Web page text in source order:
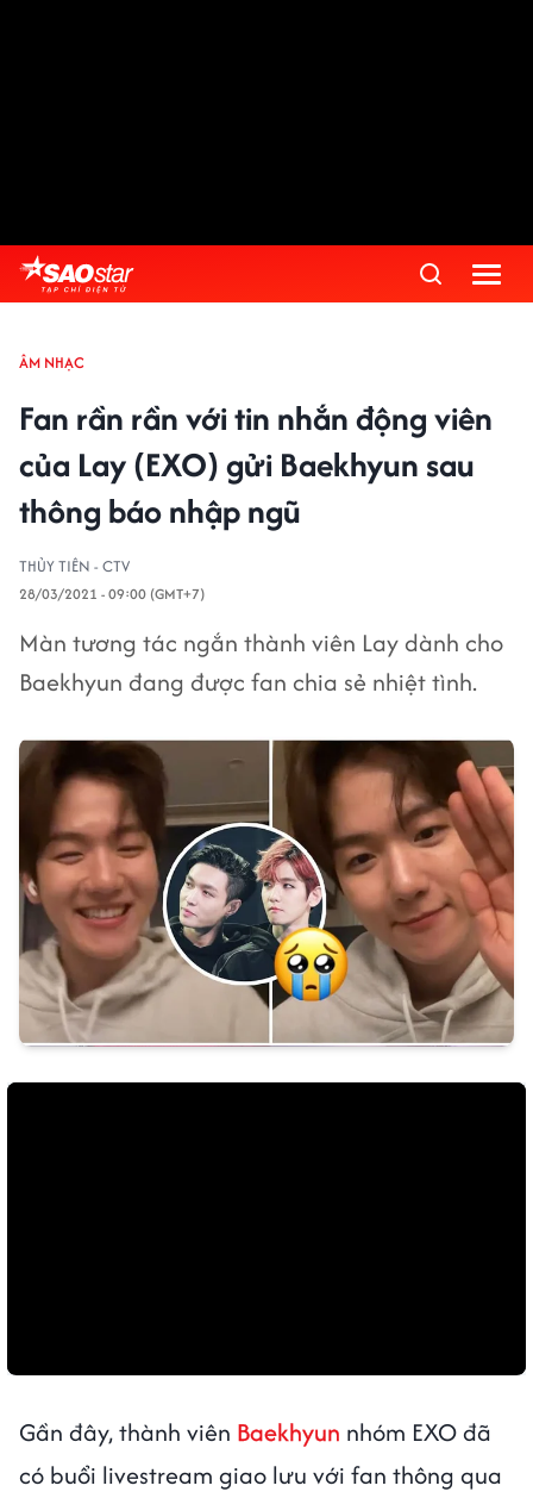
ÂM NHẠC
Fan rần rần với tin nhắn động viên
của Lay (EXO) gửi Baekhyun sau
thông báo nhập ngũ
THỦY TIÊN - CTV
28/03/2021 - 09:00 (GMT+7)
Màn tương tác ngắn thành viên Lay dành cho
Baekhyun đang được fan chia sẻ nhiệt tình.
Gần đây, thành viên Baekhyun nhóm EXO đã
có buổi livestream giao lưu với fan thông qua